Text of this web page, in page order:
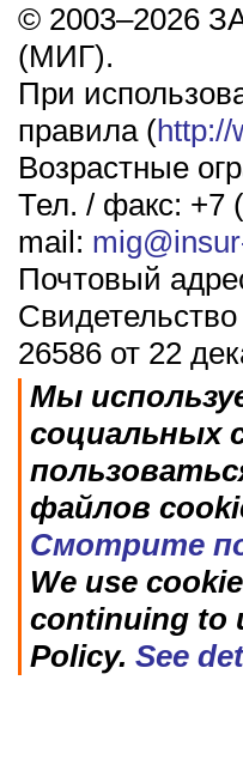
© 2003–2026
(МИГ).
При
правила (http://
Возрастные
Тел. / факс: +7
mail:
Почтовый
26586 от 22
Мы
социальных
файлов
Смотрите
We use
continuing to
Policy. See